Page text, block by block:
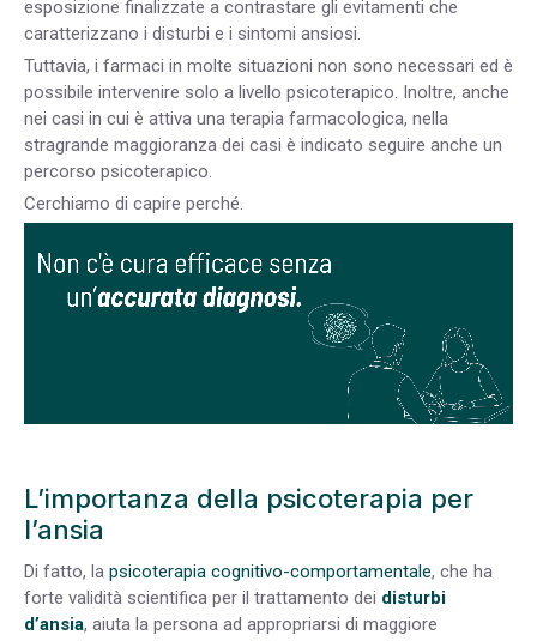
esposizione finalizzate a contrastare gli evitamenti che
caratterizzano i disturbi e i sintomi ansiosi.
Tuttavia, i farmaci in molte situazioni non sono necessari ed è
possibile intervenire solo a livello psicoterapico. Inoltre, anche
nei casi in cui è attiva una terapia farmacologica, nella
stragrande maggioranza dei casi è indicato seguire anche un
percorso psicoterapico.
Cerchiamo di capire perché.
L’importanza della psicoterapia per
l’ansia
Di fatto, la psicoterapia cognitivo-comportamentale, che ha
forte validità scientifica per il trattamento dei disturbi
d’ansia, aiuta la persona ad appropriarsi di maggiore